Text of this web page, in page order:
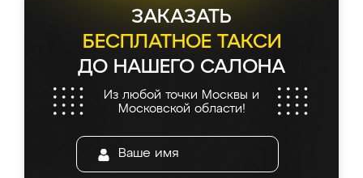
ЗАКАЗАТЬ
БЕСПЛАТНОЕ ТАКСИ
ДО НАШЕГО САЛОНА
Из любой точки Москвы и
Московской области!